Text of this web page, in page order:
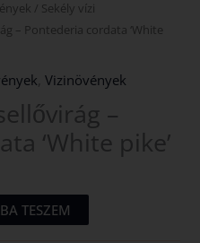
/ Sekély vízi
– Pontederia cordata ‘White
,Vizinövények
–
‘White pike’
TESZEM